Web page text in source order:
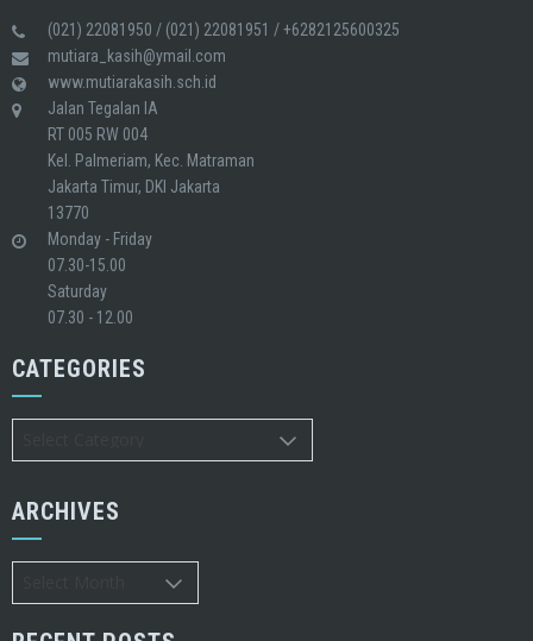
(021) 22081950 / (021) 22081951 / +6282125600325
mutiara_kasih@ymail.com
www.mutiarakasih.sch.id
Jalan Tegalan IA
RT 005 RW 004
Kel. Palmeriam, Kec. Matraman
Jakarta Timur, DKI Jakarta
13770
Monday - Friday
07.30-15.00
Saturday
07.30 - 12.00
CATEGORIES
ARCHIVES